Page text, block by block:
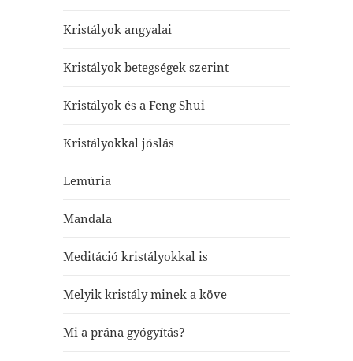
Kristályok angyalai
Kristályok betegségek szerint
Kristályok és a Feng Shui
Kristályokkal jóslás
Lemúria
Mandala
Meditáció kristályokkal is
Melyik kristály minek a köve
Mi a prána gyógyítás?